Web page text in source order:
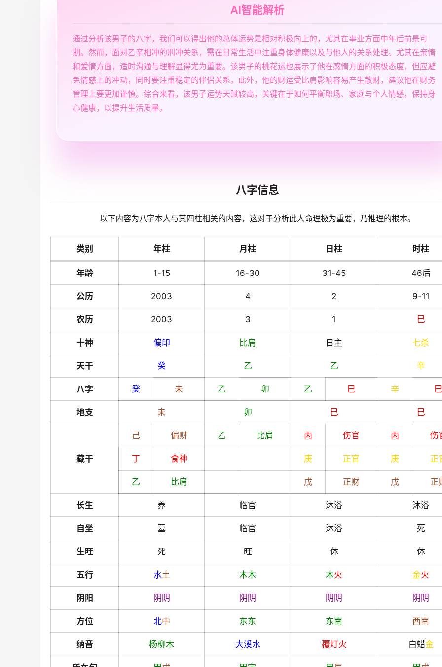
AI智能解析
通过分析该男子的八字，我们可以得出他的总体运势是相对积极向上的，尤其在事业方面中年后前景可
期。然而，面对乙辛相冲的刑冲关系，需在日常生活中注重身体健康以及与他人的关系处理。尤其在亲情
和爱情方面，适时沟通与理解显得尤为重要。该男子的桃花运也展示了他在感情方面的积极态度，但应避
免情感上的冲动，同时要注重稳定的伴侣关系。此外，他的财运受比肩影响容易产生散财，建议他在财务
管理上要更加谨慎。综合来看，该男子运势天赋较高，关键在于如何平衡职场、家庭与个人情感，保持身
心健康，以提升生活质量。
八字信息
以下内容为八字本人与其四柱相关的内容，这对于分析此人命理极为重要，乃推理的根本。
类别 年柱 月柱 日柱 时柱
年龄 1-15 16-30 31-45 46后
公历 2003 4 2 9-11
农历 2003 3 1 巳
十神 偏印 比肩 日主 七杀
天干 癸 乙 乙 辛
八字 癸 未 乙 卯 乙 巳 辛 巳
地支 未 卯 巳 巳
藏干
己 偏财 乙 比肩 丙 伤官 丙 伤
丁 食神 庚 正官 庚 正
乙 比肩 戊 正财 戊 正
长生 养 临官 沐浴 沐浴
自坐 墓 临官 沐浴 死
生旺 死 旺 休 休
五行 水土 木木 木火 金火
阴阳 阴 阴 阴 阴 阴 阴 阴 阴
方位 北中 东东 东南 西南
纳音 杨柳木 大溪水 覆灯火 白蜡金